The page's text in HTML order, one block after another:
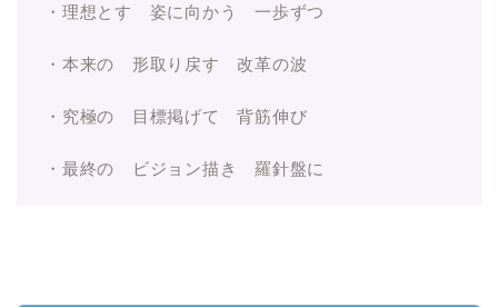
・理想とす 姿に向かう 一歩ずつ
・本来の 形取り戻す 改革の波
・究極の 目標掲げて 背筋伸び
・最終の ビジョン描き 羅針盤に